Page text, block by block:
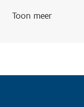
Toon meer